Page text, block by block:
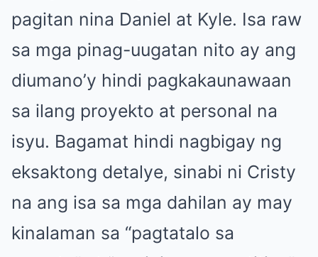
pagitan nina Daniel at Kyle. Isa raw
sa mga pinag-uugatan nito ay ang
diumano’y hindi pagkakaunawaan
sa ilang proyekto at personal na
isyu. Bagamat hindi nagbigay ng
eksaktong detalye, sinabi ni Cristy
na ang isa sa mga dahilan ay may
kinalaman sa “pagtatalo sa